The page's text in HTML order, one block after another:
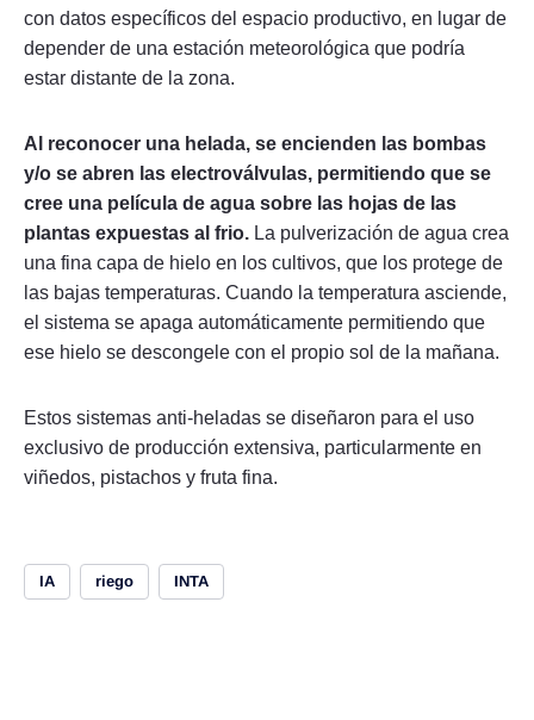
con datos específicos del espacio productivo, en lugar de
depender de una estación meteorológica que podría
estar distante de la zona.
Al reconocer una helada, se encienden las bombas
y/o se abren las electroválvulas, permitiendo que se
cree una película de agua sobre las hojas de las
plantas expuestas al frio. La pulverización de agua crea
una fina capa de hielo en los cultivos, que los protege de
las bajas temperaturas. Cuando la temperatura asciende,
el sistema se apaga automáticamente permitiendo que
ese hielo se descongele con el propio sol de la mañana.
Estos sistemas anti-heladas se diseñaron para el uso
exclusivo de producción extensiva, particularmente en
viñedos, pistachos y fruta fina.
IA riego INTA